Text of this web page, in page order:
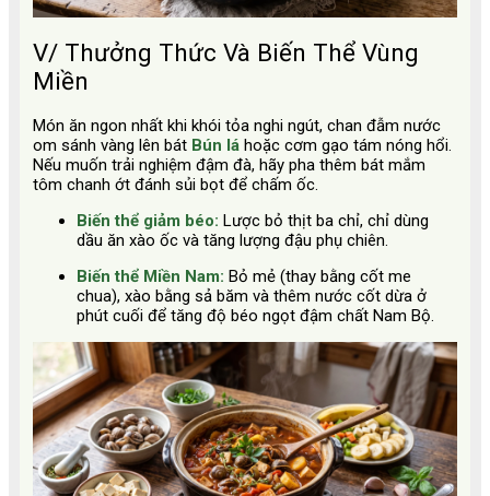
V/ Thưởng Thức Và Biến Thể Vùng
Miền
Món ăn ngon nhất khi khói tỏa nghi ngút, chan đẫm nước
om sánh vàng lên bát Bún lá hoặc cơm gạo tám nóng hổi.
Nếu muốn trải nghiệm đậm đà, hãy pha thêm bát mắm
tôm chanh ớt đánh sủi bọt để chấm ốc.
Biến thể giảm béo: Lược bỏ thịt ba chỉ, chỉ dùng
dầu ăn xào ốc và tăng lượng đậu phụ chiên.
Biến thể Miền Nam: Bỏ mẻ (thay bằng cốt me
chua), xào bằng sả băm và thêm nước cốt dừa ở
phút cuối để tăng độ béo ngọt đậm chất Nam Bộ.